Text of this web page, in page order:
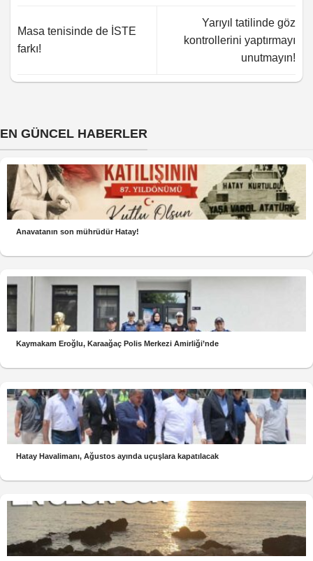
Masa tenisinde de İSTE
farkı!
Yarıyıl tatilinde göz
kontrollerini yaptırmayı
unutmayın!
EN GÜNCEL HABERLER
Anavatanın son mührüdür Hatay!
Kaymakam Eroğlu, Karaağaç Polis Merkezi Amirliği’nde
Hatay Havalimanı, Ağustos ayında uçuşlara kapatılacak